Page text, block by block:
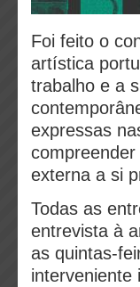
Foi feito o
artística
trabalho e a
expressas
externa a si
Todas as
entrevista à
as quintas-
interveniente